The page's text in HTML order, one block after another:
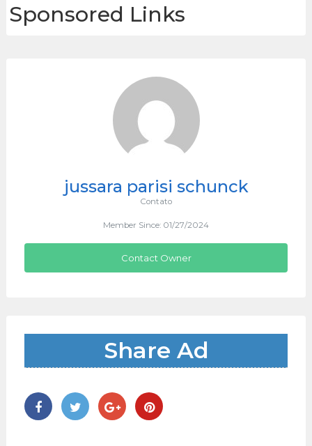
Sponsored Links
jussara parisi schunck
Contato
Member Since: 01/27/2024
Contact Owner
Share Ad